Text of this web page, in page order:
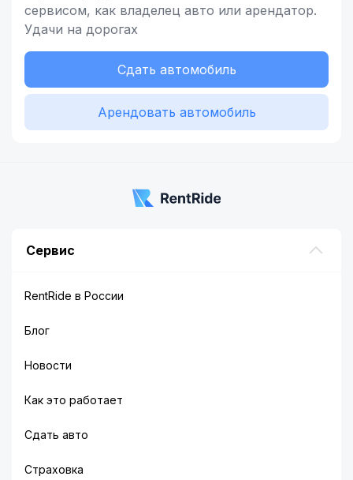
сервисом, как владелец авто или арендатор.
Удачи на дорогах
Сдать автомобиль
Арендовать автомобиль
Сервис
RentRide в России
Блог
Новости
Как это работает
Сдать авто
Страховка